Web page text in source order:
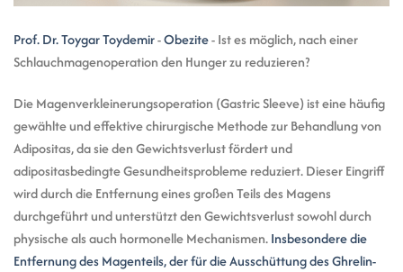
Prof. Dr. Toygar Toydemir-Obezite-Ist es möglich, nach einer
Schlauchmagenoperation den Hunger zu reduzieren?
Die Magenverkleinerungsoperation (Gastric Sleeve) ist eine häufig
gewählte und effektive chirurgische Methode zur Behandlung von
Adipositas, da sie den Gewichtsverlust fördert und
adipositasbedingte Gesundheitsprobleme reduziert. Dieser Eingriff
wird durch die Entfernung eines großen Teils des Magens
durchgeführt und unterstützt den Gewichtsverlust sowohl durch
physische als auch hormonelle Mechanismen.Insbesondere die
Entfernung des Magenteils, der für die Ausschüttung des Ghrelin-